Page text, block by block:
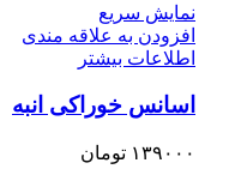
نمایش سریع
افزودن به علاقه مندی
اطلاعات بیشتر
اسانس خوراکی انبه
۱۳۹۰۰۰ تومان